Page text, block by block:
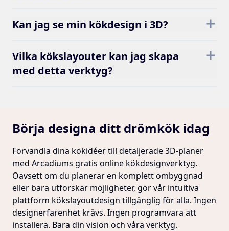
Kan jag se min kökdesign i 3D?
Vilka kökslayouter kan jag skapa
med detta verktyg?
Börja designa ditt drömkök idag
Förvandla dina kökidéer till detaljerade 3D-planer
med Arcadiums gratis online kökdesignverktyg.
Oavsett om du planerar en komplett ombyggnad
eller bara utforskar möjligheter, gör vår intuitiva
plattform kökslayoutdesign tillgänglig för alla. Ingen
designerfarenhet krävs. Ingen programvara att
installera. Bara din vision och våra verktyg.